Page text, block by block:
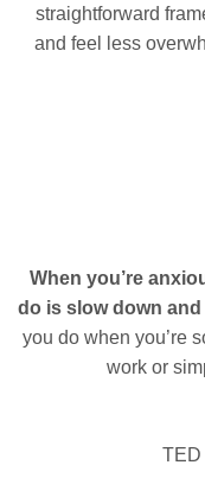
straightforward
and feel less
When you’re
do is slow down
you do when you’re
work or
TED